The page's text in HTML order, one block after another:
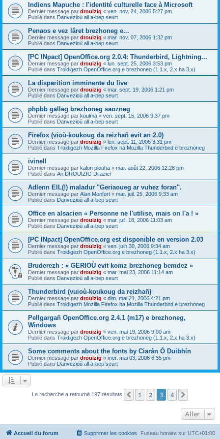
Indiens Mapuche : l'identité culturelle face à Microsoft
Dernier message par drouizig « ven. nov. 24, 2006 5:27 pm
Publié dans Danvezioù all a-bep seurt
Penaos e vez lâret brezhoneg e...
Dernier message par drouizig « mar. nov. 07, 2006 1:32 pm
Publié dans Danvezioù all a-bep seurt
[PC INpact] OpenOffice.org 2.0.4: Thunderbird, Lightning...
Dernier message par drouizig « lun. sept. 25, 2006 3:53 pm
Publié dans Troidigezh OpenOffice.org e brezhoneg (1.1.x, 2.x ha 3.x)
La disparition imminente du live
Dernier message par drouizig « mar. sept. 19, 2006 1:21 pm
Publié dans Danvezioù all a-bep seurt
phpbb galleg brezhoneg saozneg
Dernier message par koulma « ven. sept. 15, 2006 9:37 pm
Publié dans Danvezioù all a-bep seurt
Firefox (vioù-koukoug da reizhañ evit an 2.0)
Dernier message par drouizig « lun. sept. 11, 2006 3:31 pm
Publié dans Troidigezh Mozilla Firefox ha Mozilla Thunderbird e brezhoneg
ivinell
Dernier message par kalon plouha « mar. août 22, 2006 12:28 pm
Publié dans An DROUIZIG Difazier
Adlenn EIL(!) maladur "Geriaoueg ar vuhez foran".
Dernier message par Alan Monfort « mar. juil. 25, 2006 9:33 am
Publié dans Danvezioù all a-bep seurt
Office en alsacien « Personne ne l'utilise, mais on l'a ! »
Dernier message par drouizig « mar. juil. 18, 2006 11:03 am
Publié dans Danvezioù all a-bep seurt
[PC INpact] OpenOffice.org est disponible en version 2.03
Dernier message par drouizig « ven. juin 30, 2006 9:34 am
Publié dans Troidigezh OpenOffice.org e brezhoneg (1.1.x, 2.x ha 3.x)
Bruderezh : « GERIOÙ evit komz brezhoneg bemdez »
Dernier message par drouizig « mar. mai 23, 2006 11:14 am
Publié dans Danvezioù all a-bep seurt
Thunderbird (vuioù-koukoug da reizhañ)
Dernier message par drouizig « dim. mai 21, 2006 4:21 pm
Publié dans Troidigezh Mozilla Firefox ha Mozilla Thunderbird e brezhoneg
Pellgargañ OpenOffice.org 2.4.1 (m17) e brezhoneg,
Windows
Dernier message par drouizig « ven. mai 19, 2006 9:00 am
Publié dans Troidigezh OpenOffice.org e brezhoneg (1.1.x, 2.x ha 3.x)
Some comments about the fonts by Ciarán Ó Duibhín
Dernier message par drouizig « mer. mai 03, 2006 6:35 pm
Publié dans Danvezioù all a-bep seurt
La recherche a retourné 197 résultats Précédent
1 2 3 4
Aller
Accueil du forum Fuseau horaire sur UTC+01:00
Supprimer les cookies